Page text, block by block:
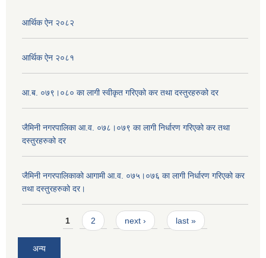
आर्थिक ऐन २०८२
आर्थिक ऐन २०८१
आ.ब. ०७९।०८० का लागी स्वीकृत गरिएको कर तथा दस्तुरहरुको दर
जैमिनी नगरपालिका आ.व. ०७८।०७९ का लागी निर्धारण गरिएको कर तथा
दस्तुरहरुको दर
जैमिनी नगरपालिकाको आगामी आ.व. ०७५।०७६ का लागी निर्धारण गरिएको कर
तथा दस्तुरहरुको दर।
Pages1 2 next › last »
अन्य